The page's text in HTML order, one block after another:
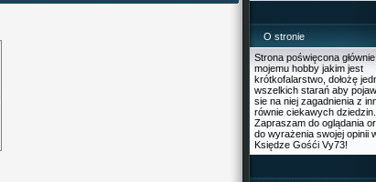
O stronie
Strona poświęcona głównie
mojemu hobby jakim jest
krótkofalarstwo, dołożę
wszelkich starań aby
sie na niej zagadnienia z
równie ciekawych dziedzin.
Zapraszam do oglądania
do wyrażenia swojej opinii
Księdze Gośći Vy73!